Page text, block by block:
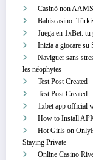
Casinò non
Bahiscasino:
Juega en 1xBet:
Inizia a giocare su
Naviguer sans
les néophytes
Test Post Created
Test Post Created
1xbet app official
How to Install
Hot Girls on
Staying Private
Online Casino